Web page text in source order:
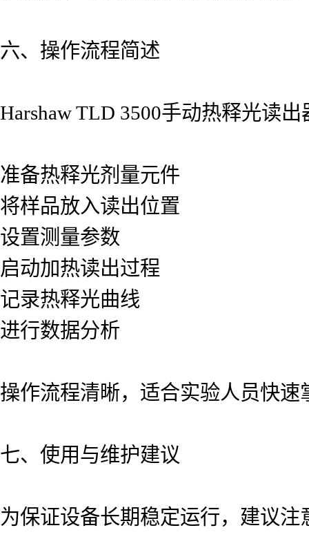
六、操作流程简述
Harshaw TLD 3500手动热释光读
准备热释光剂量元件
将样品放入读出位置
设置测量参数
启动加热读出过程
记录热释光曲线
进行数据分析
操作流程清晰，适合实验人员快速
七、使用与维护建议
为保证设备长期稳定运行，建议注